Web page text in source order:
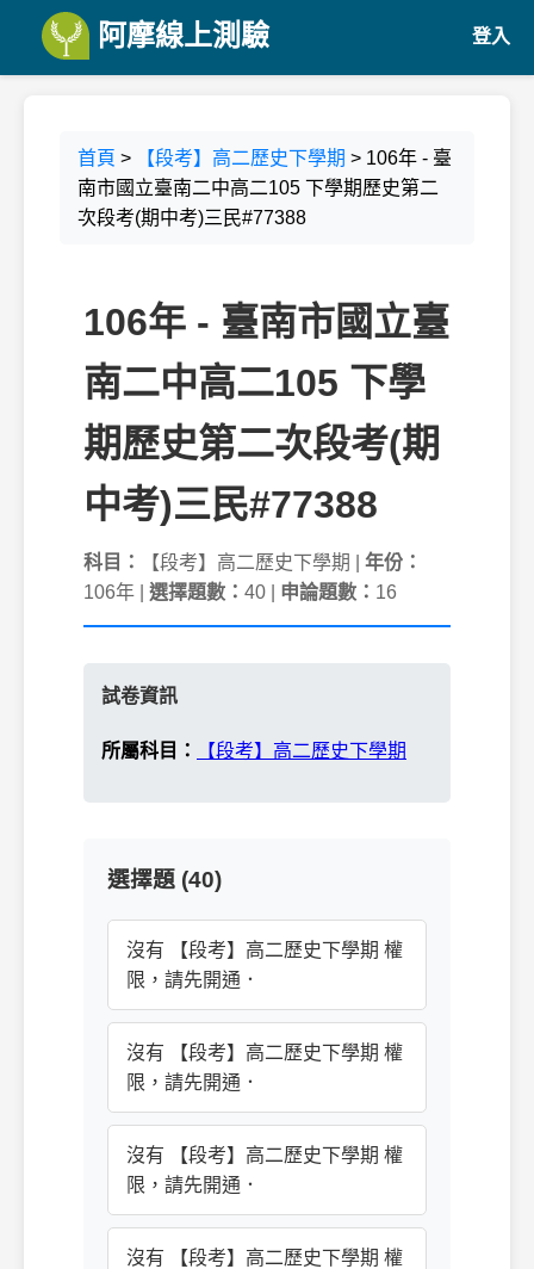
阿摩線上測驗 登入
首頁 > 【段考】高二歷史下學期 > 106年 - 臺
南市國立臺南二中高二105 下學期歷史第二
次段考(期中考)三民#77388
106年 - 臺南市國立臺
南二中高二105 下學
期歷史第二次段考(期
中考)三民#77388
科目： 【段考】高二歷史下學期 | 年份：
106年 | 選擇題數： 40 | 申論題數： 16
試卷資訊
所屬科目： 【段考】高二歷史下學期
選擇題 (40)
沒有 【段考】高二歷史下學期 權
限，請先開通．
沒有 【段考】高二歷史下學期 權
限，請先開通．
沒有 【段考】高二歷史下學期 權
限，請先開通．
沒有 【段考】高二歷史下學期 權